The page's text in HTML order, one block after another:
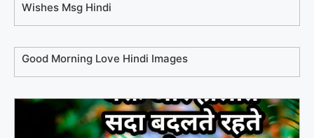
Wishes Msg Hindi
Good Morning Love Hindi Images